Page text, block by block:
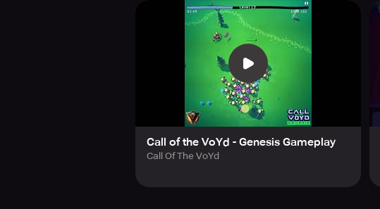
Call of the VoYd - Genesis Gameplay
Call Of The VoYd